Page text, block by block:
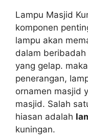
Lampu Masjid
komponen
lampu akan
dalam
yang gelap.
penerangan,
ornamen masjid
masjid. Salah
hiasan adalah
kuningan.